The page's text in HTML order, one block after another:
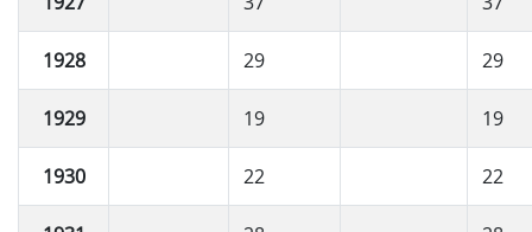
1928 29 29
1929 19 19
1930 22 22